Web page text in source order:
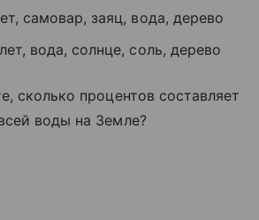
самовар, заяц, вода, дерево
вода, солнце, соль, дерево
сколько процентов составляет
воды на Земле?